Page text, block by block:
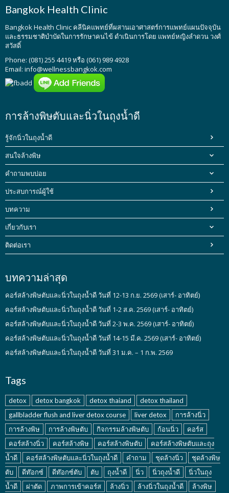
Bangkok Health Clinic
Bangkok Health Clinic คลีนิคแพทย์ที่ผสานเอาศาสตร์การแพทย์แผนปัจจุบัน
และธรรมชาติบำบัดในการรักษาคนไข้ ดำเนินการโดย แพทย์หญิงลำดวน วงศ์
สวัสดิ์
Phone: (081) 255 4419 หรือ (061) 989 4928
Email: info@wellnessbangkok.com
การล้างพิษตับและนิ่วในถุงน้ำดี
รู้จักนิ่วในถุงน้ำดี
สนใจล้างพิษ
คำถามพบบ่อย
ประสบการณ์ผู้ใช้
บทความ
เกี่ยวกับเรา
ติดต่อเรา
บทความล่าสุด
คอร์สล้างพิษตับและนิ่วในถุงน้ำดี วันที่ 12-13 ก.ย. 2569 (เสาร์- อาทิตย์)
คอร์สล้างพิษตับและนิ่วในถุงน้ำดี วันที่ 1-2 ส.ค. 2569 (เสาร์- อาทิตย์)
คอร์สล้างพิษตับและนิ่วในถุงน้ำดี วันที่ 2-3 พ.ค. 2569 (เสาร์- อาทิตย์)
คอร์สล้างพิษตับและนิ่วในถุงน้ำดี วันที่ 14-15 มี.ค. 2569 (เสาร์- อาทิตย์)
คอร์สล้างพิษตับและนิ่วในถุงน้ำดี วันที่ 31 ม.ค. – 1 ก.พ. 2569
Tags
detox detox bangkok detox thaiand
detox thailand
gallbladder flush and liver detox course
liver detox
การล้างนิ่ว
การล้างพิษ
การล้างพิษตับ กิจกรรมล้างพิษตับ ก้อนนิ่ว
คอร์ส
คอร์สล้างนิ่ว
คอร์สล้างพิษ คอร์สล้างพิษตับ
คอร์สล้างพิษตับและถุง
น้ำดี
คอร์สล้างพิษตับและนิ่วในถุงน้ำดี คำถาม ชุดล้างนิ่ว
ชุดล้างพิษ
ตับ
ดีท๊อกซ์ ดีท๊อกซ์ตับ ตับ ถุงน้ำดี นิ่ว นิ่วถุงน้ำดี
นิ่วในถุง
น้ำดี
ผ่าตัด ภาพการเข้าคอร์ส ล้างนิ่ว ล้างนิ่วในถุงน้ำดี ล้างพิษ